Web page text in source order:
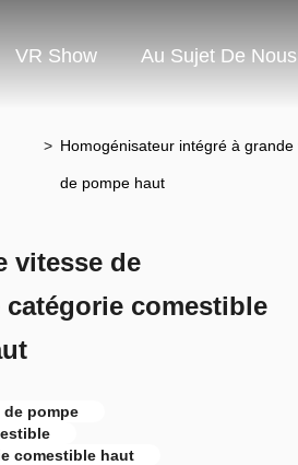
VR Show Au Sujet De Nous
> Homogénisateur intégré à
de pompe haut
vitesse de
comestible
pompe
comestible haut